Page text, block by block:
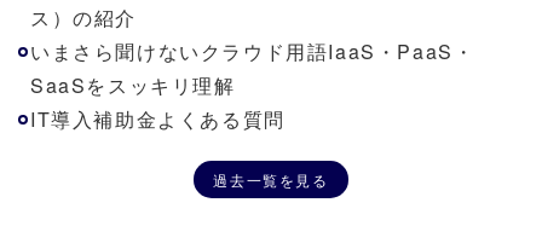
ス）の紹介
いまさら聞けないクラウド用語IaaS・PaaS・
SaaSをスッキリ理解
IT導入補助金よくある質問
過去一覧を見る